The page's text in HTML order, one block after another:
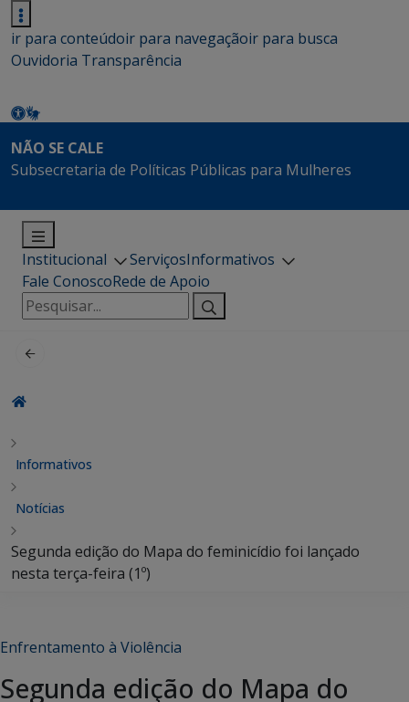
ir para conteúdoir para navegaçãoir para busca
Ouvidoria Transparência
NÃO SE CALE
Subsecretaria de Políticas Públicas para Mulheres
Institucional ServiçosInformativos
Fale ConoscoRede de Apoio
Pesquisar
por:
Informativos
Notícias
Segunda edição do Mapa do feminicídio foi lançado
nesta terça-feira (1º)
Enfrentamento à Violência
Segunda edição do Mapa do